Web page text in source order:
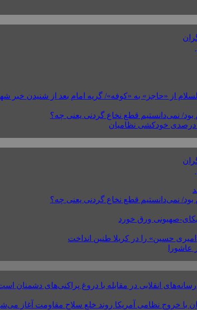
از «حاجز» به «کوفه»/ گریه امام بعد از شنیدن خبر
صهیونی ورق خورد
انقلابی در مقابله با دروغ پراکنی‌های دشمنان
با خروج نظامی آمریکا روند خلع سلاح مقاومت آغاز